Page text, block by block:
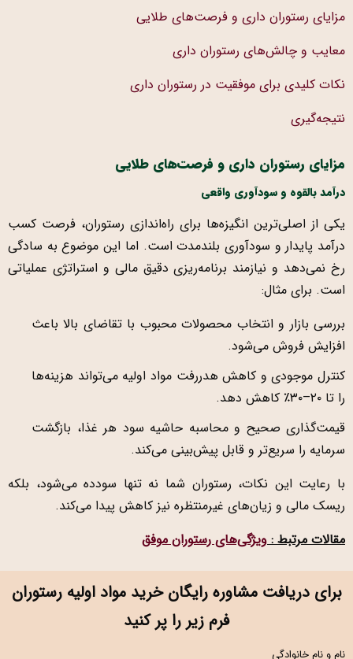
مزایای رستوران داری و فرصت‌های طلایی
معایب و چالش‌های رستوران داری
نکات کلیدی برای موفقیت در رستوران داری
نتیجه‌گیری
مزایای رستوران داری و فرصت‌های طلایی
درآمد بالقوه و سودآوری واقعی
یکی از اصلی‌ترین انگیزه‌ها برای راه‌اندازی رستوران، فرصت کسب
درآمد پایدار و سودآوری بلندمدت است. اما این موضوع به سادگی
رخ نمی‌دهد و نیازمند برنامه‌ریزی دقیق مالی و استراتژی عملیاتی
است. برای مثال:
بررسی بازار و انتخاب محصولات محبوب با تقاضای بالا باعث
افزایش فروش می‌شود.
کنترل موجودی و کاهش هدررفت مواد اولیه می‌تواند هزینه‌ها
را تا ۲۰–۳۰٪ کاهش دهد.
قیمت‌گذاری صحیح و محاسبه حاشیه سود هر غذا، بازگشت
سرمایه را سریع‌تر و قابل پیش‌بینی می‌کند.
با رعایت این نکات، رستوران شما نه تنها سودده می‌شود، بلکه
ریسک مالی و زیان‌های غیرمنتظره نیز کاهش پیدا می‌کند.
مقالات مرتبط :ویژگی‌های رستوران موفق
برای دریافت مشاوره رایگان خرید مواد اولیه رستوران
فرم زیر را پر کنید
نام و نام خانوادگی